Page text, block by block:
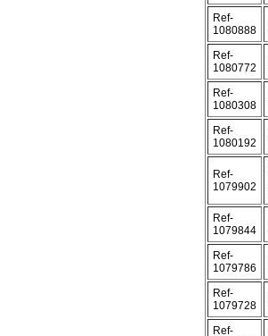
Ref-
1080888
Ref-
1080772
Ref-
1080308
Ref-
1080192
Ref-
1079902
Ref-
1079844
Ref-
1079786
Ref-
1079728
Ref-